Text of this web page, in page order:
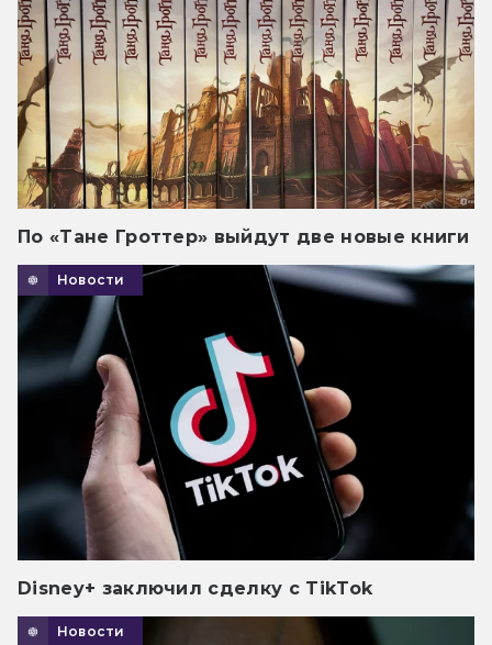
По «Тане Гроттер» выйдут две новые книги
Новости
Disney+ заключил сделку с TikTok
Новости